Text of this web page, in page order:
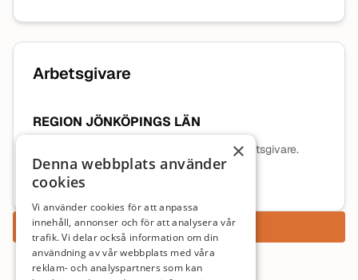
Arbetsgivare
REGION JÖNKÖPINGS LÄN
Ingen beskrivning tillgänglig för denna arbetsgivare.
Mer information om arbetsgivaren
Ansök nu
×
Denna webbplats använder
cookies
Vi använder cookies för att anpassa
innehåll, annonser och för att analysera vår
trafik. Vi delar också information om din
användning av vår webbplats med våra
reklam- och analyspartners som kan